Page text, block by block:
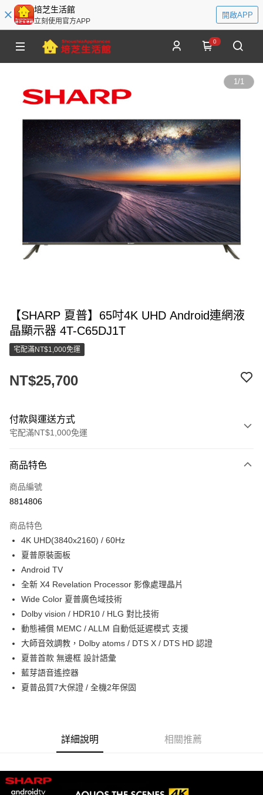
培芝生活館
立刻使用官方APP
開啟APP
0
1/1
【SHARP 夏普】65吋4K UHD Android連網液
晶顯示器 4T-C65DJ1T
宅配滿NT$1,000免運
NT$25,700
付款與運送方式
宅配滿NT$1,000免運
信用卡一次付款
LINE Pay
悠遊付
ATM付款
運送方式
每筆NT$100，滿NT$1,000(含以上)免運費
貨到付現給宅配司機 (大家電需貨到付款服務 請電洽0977103621)
每筆NT$150，滿NT$2,000(含以上)免運費
商品特色
商品編號
8814806
商品特色
4K UHD(3840x2160) / 60Hz
夏普原裝面板
Android TV
全新 X4 Revelation Processor 影像處理晶片
Wide Color 夏普廣色域技術
Dolby vision / HDR10 / HLG 對比技術
動態補償 MEMC / ALLM 自動低延遲模式 支援
大師音效調教，Dolby atoms / DTS X / DTS HD 認證
夏普首款 無邊框 設計語彙
藍芽語音遙控器
夏普品質7大保證 / 全機2年保固
詳細說明 相關推薦